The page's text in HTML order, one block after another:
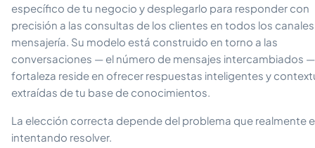
específico de tu negocio y desplegarlo para responder con
precisión a las consultas de los clientes en todos los
mensajería. Su modelo está construido en torno a las
conversaciones — el número de mensajes intercambiados
fortaleza reside en ofrecer respuestas inteligentes y
extraídas de tu base de conocimientos.
La elección correcta depende del problema que realmente
intentando resolver.